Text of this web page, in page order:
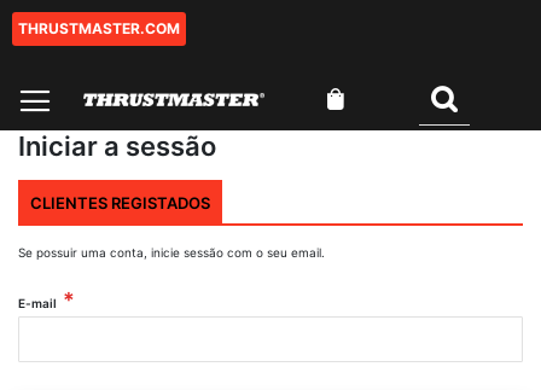
Conteúdo
THRUSTMASTER.COM
O Meu Carrinho
Iniciar a sessão
CLIENTES REGISTADOS
Se possuir uma conta, inicie sessão com o seu email.
E-mail